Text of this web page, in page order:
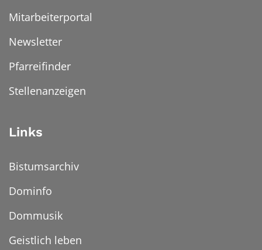
Mitarbeiterportal
Newsletter
Pfarreifinder
Stellenanzeigen
Links
Bistumsarchiv
Dominfo
Dommusik
Geistlich leben